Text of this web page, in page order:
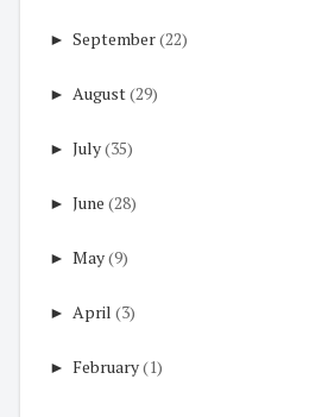
► September(22)
► August(29)
► July(35)
► June (28)
► May(9)
► April (3)
► February(1)